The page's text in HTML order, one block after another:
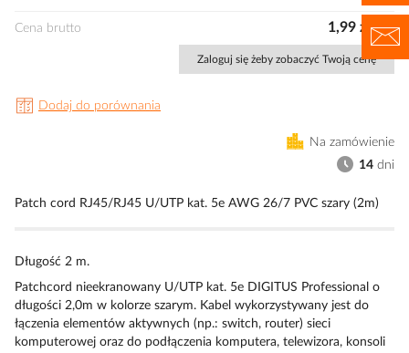
Cena brutto 1,99 zł/szt
Zaloguj się żeby zobaczyć Twoją cenę
Dodaj do porównania
Na zamówienie
14 dni
Patch cord RJ45/RJ45 U/UTP kat. 5e AWG 26/7 PVC szary (2m)
Długość 2 m.
Patchcord nieekranowany U/UTP kat. 5e DIGITUS Professional o
długości 2,0m w kolorze szarym. Kabel wykorzystywany jest do
łączenia elementów aktywnych (np.: switch, router) sieci
komputerowej oraz do podłączenia komputera, telewizora, konsoli